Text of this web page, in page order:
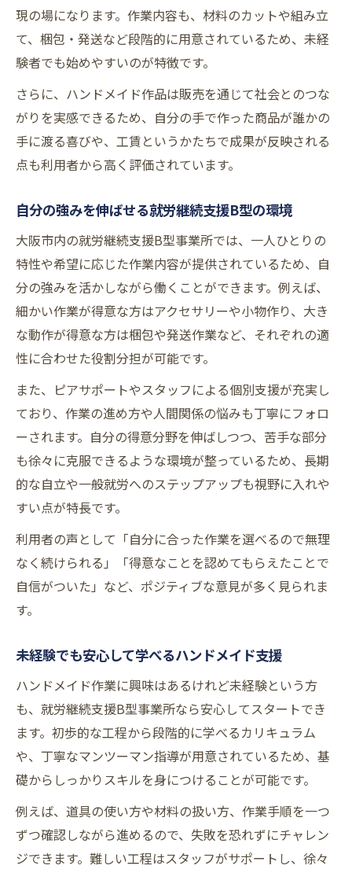
現の場になります。作業内容も、材料のカットや組み立
て、梱包・発送など段階的に用意されているため、未経
験者でも始めやすいのが特徴です。
さらに、ハンドメイド作品は販売を通じて社会とのつな
がりを実感できるため、自分の手で作った商品が誰かの
手に渡る喜びや、工賃というかたちで成果が反映される
点も利用者から高く評価されています。
自分の強みを伸ばせる就労継続支援B型の環境
大阪市内の就労継続支援B型事業所では、一人ひとりの
特性や希望に応じた作業内容が提供されているため、自
分の強みを活かしながら働くことができます。例えば、
細かい作業が得意な方はアクセサリーや小物作り、大き
な動作が得意な方は梱包や発送作業など、それぞれの適
性に合わせた役割分担が可能です。
また、ピアサポートやスタッフによる個別支援が充実し
ており、作業の進め方や人間関係の悩みも丁寧にフォロ
ーされます。自分の得意分野を伸ばしつつ、苦手な部分
も徐々に克服できるような環境が整っているため、長期
的な自立や一般就労へのステップアップも視野に入れや
すい点が特長です。
利用者の声として「自分に合った作業を選べるので無理
なく続けられる」「得意なことを認めてもらえたことで
自信がついた」など、ポジティブな意見が多く見られま
す。
未経験でも安心して学べるハンドメイド支援
ハンドメイド作業に興味はあるけれど未経験という方
も、就労継続支援B型事業所なら安心してスタートでき
ます。初歩的な工程から段階的に学べるカリキュラム
や、丁寧なマンツーマン指導が用意されているため、基
礎からしっかりスキルを身につけることが可能です。
例えば、道具の使い方や材料の扱い方、作業手順を一つ
ずつ確認しながら進めるので、失敗を恐れずにチャレン
ジできます。難しい工程はスタッフがサポートし、徐々